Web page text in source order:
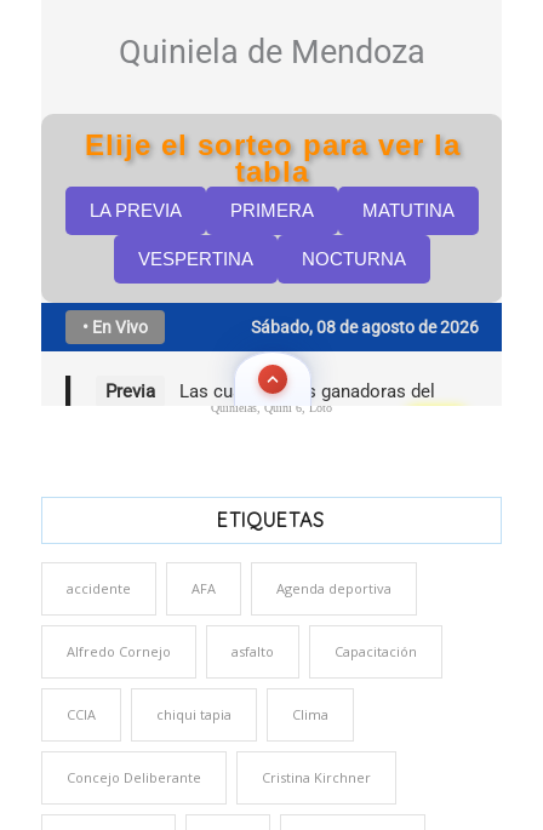
Quinielas, Quini 6, Loto
ETIQUETAS
accidente AFA Agenda deportiva
Alfredo Cornejo asfalto Capacitación
CCIA chiqui tapia Clima
Concejo Deliberante Cristina Kirchner